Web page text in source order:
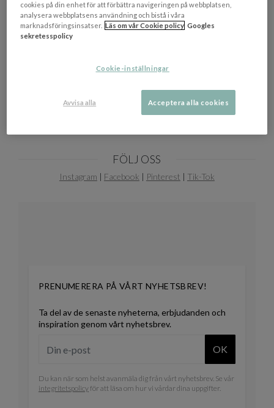
Tillverkningsland Danmark
FÖLJ OSS
Instagram | Facebook | Pinterest | Tik-Tok
PRENUMERERA PÅ VÅRT NYHETSBREV!
Ta del av de senaste nyheterna, erbjudanden och
inspiration genom vårt nyhetsbrev.
OK
Du kan när som helst avanmäla dig från vårt nyhetsbrev. Se vår
integritetspolicyför att läsa om hur vi vårdar dina uppgifter.
cookies på din enhet för att förbättra navigeringen på webbplatsen,
analysera webbplatsens användning och bistå i våra
marknadsföringsinsatser. Läs om vår Cookie policy Googles
sekretesspolicy
Cookie-inställningar
Avvisa alla Acceptera alla cookies